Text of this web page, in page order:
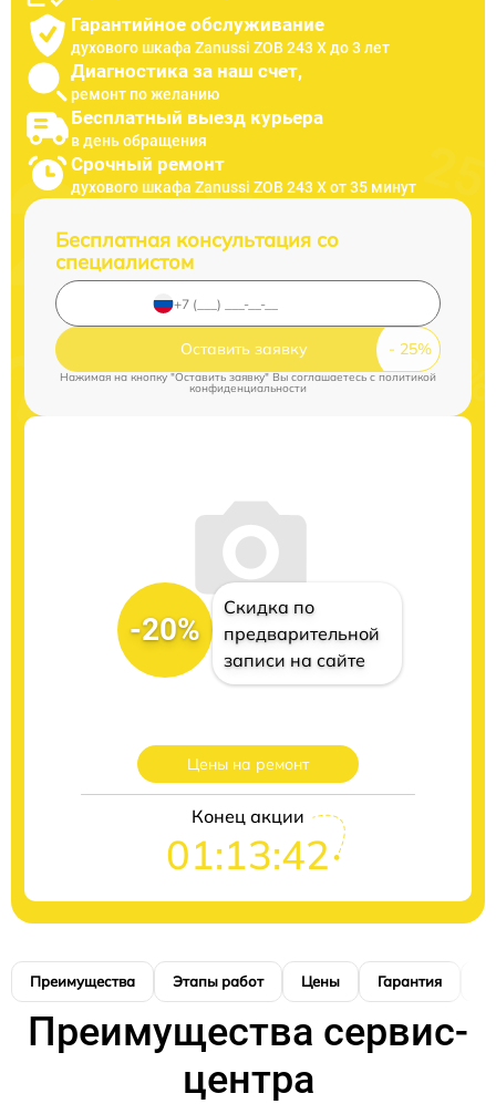
Гарантийное обслуживание
духового шкафа Zanussi ZOB 243 X до 3 лет
Диагностика за наш счет,
ремонт по желанию
Бесплатный выезд курьера
в день обращения
Срочный ремонт
духового шкафа Zanussi ZOB 243 X от 35 минут
Бесплатная консультация со
специалистом
Оставить заявку
Нажимая на кнопку "Оставить заявку" Вы соглашаетесь cполитикой
конфиденциальности
-20%
Скидка по
предварительной
записи на сайте
Цены на ремонт
Конец акции
01:13:42
Преимущества Этапы работ Цены Гарантия
Преимущества сервис-
центра